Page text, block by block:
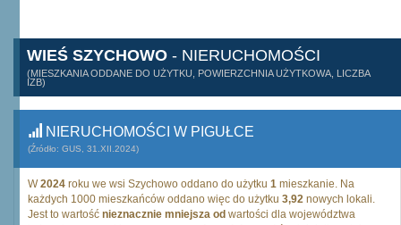
WIEŚ SZYCHOWO - NIERUCHOMOŚCI
(MIESZKANIA ODDANE DO UŻYTKU, POWIERZCHNIA UŻYTKOWA, LICZBA
IZB)
NIERUCHOMOŚCI W PIGUŁCE
(Źródło: GUS, 31.XII.2024)
W2024 roku we wsi Szychowo oddano do użytku 1 mieszkanie. Na
każdych 1000 mieszkańców oddano więc do użytku 3,92 nowych lokali.
Jest to wartość nieznacznie mniejsza od wartości dla województwa